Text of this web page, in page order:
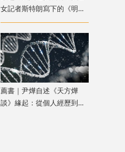
女記者斯特朗寫下的《明日
中國》
薦書｜尹燁自述《天方燁
談》緣起：從個人經歷到生